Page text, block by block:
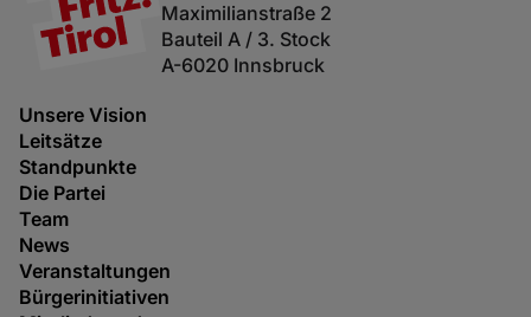
Maximilianstraße 2
Bauteil A / 3. Stock
A-6020 Innsbruck
Unsere Vision
Leitsätze
Standpunkte
Die Partei
Team
News
Veranstaltungen
Bürgerinitiativen